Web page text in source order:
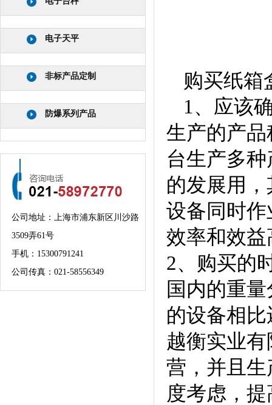
电子天平
非标产品定制
防爆系列产品
公司地址：上海市浦东新区川沙路
3509弄61号
手机： 15300791241
公司传真：021-58556349
购买纸箱
1、应该
生产的产
台生产多
的发展用
设备同时
效率和效益
2、购买的
国内的重
的设备相
越衡实业
营，并且
度考虑，